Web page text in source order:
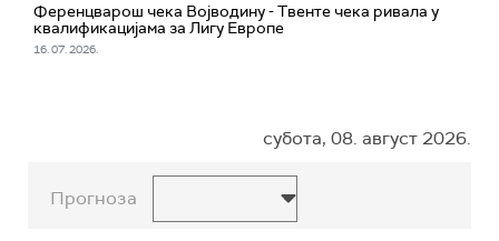
Ференцварош чека Војводину - Твенте чека ривала у
квалификацијама за Лигу Европе
16. 07. 2026.
субота, 08. август 2026.
Прогноза